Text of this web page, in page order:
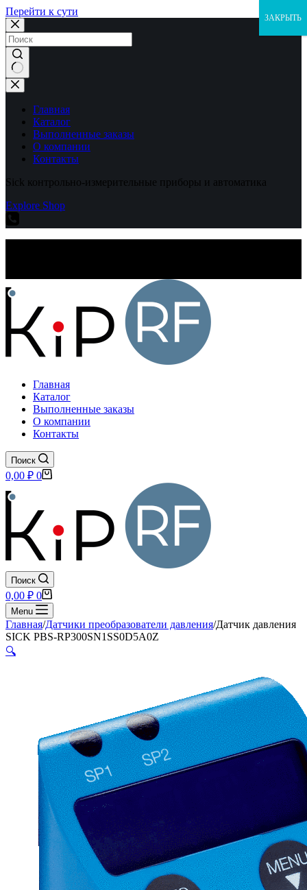
Перейти к сути
Ничего
не
найденоГлавная
Каталог
Выполненные заказы
О компании
Контакты
Sick контрольно-измерительные приборы и автоматика
Explore Shop
Главная
Каталог
Выполненные заказы
О компании
Контакты
Поиск
Корзина
0,00 ₽ 0
Поиск
Корзина
0,00 ₽ 0
Menu
Главная/Датчики преобразователи давления/Датчик давления
SICK PBS-RP300SN1SS0D5A0Z
🔍
ЗАКРЫТЬ